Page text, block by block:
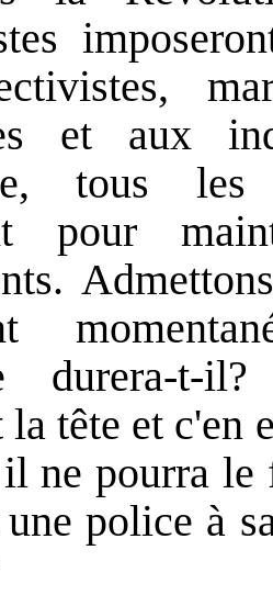
et aux
tous les
pour
durera-t-
tête et c'en
ne pourra le
une police à